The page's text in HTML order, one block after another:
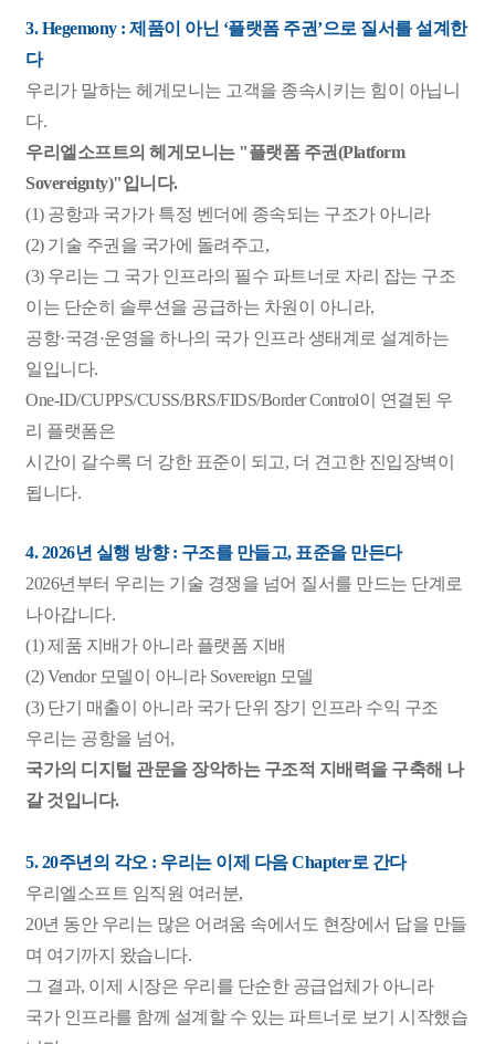
3. Hegemony : 제품이 아닌 ‘플랫폼 주권’으로 질서를 설계한
다
우리가 말하는 헤게모니는 고객을 종속시키는 힘이 아닙니
다.
우리엘소프트의 헤게모니는 "플랫폼 주권(Platform
Sovereignty)"입니다.
(1) 공항과 국가가 특정 벤더에 종속되는 구조가 아니라
(2) 기술 주권을 국가에 돌려주고,
(3) 우리는 그 국가 인프라의 필수 파트너로 자리 잡는 구조
이는 단순히 솔루션을 공급하는 차원이 아니라,
공항·국경·운영을 하나의 국가 인프라 생태계로 설계하는
일입니다.
One-ID/CUPPS/CUSS/BRS/FIDS/Border Control이 연결된 우
리 플랫폼은
시간이 갈수록 더 강한 표준이 되고, 더 견고한 진입장벽이
됩니다.
4. 2026년 실행 방향 : 구조를 만들고, 표준을 만든다
2026년부터 우리는 기술 경쟁을 넘어 질서를 만드는 단계로
나아갑니다.
(1) 제품 지배가 아니라 플랫폼 지배
(2) Vendor 모델이 아니라 Sovereign 모델
(3) 단기 매출이 아니라 국가 단위 장기 인프라 수익 구조
우리는 공항을 넘어,
국가의 디지털 관문을 장악하는 구조적 지배력을 구축해 나
갈 것입니다.
5. 20주년의 각오 : 우리는 이제 다음 Chapter로 간다
우리엘소프트 임직원 여러분,
20년 동안 우리는 많은 어려움 속에서도 현장에서 답을 만들
며 여기까지 왔습니다.
그 결과, 이제 시장은 우리를 단순한 공급업체가 아니라
국가 인프라를 함께 설계할 수 있는 파트너로 보기 시작했습